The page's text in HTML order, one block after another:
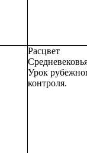
Расцвет
Урок
контроля.